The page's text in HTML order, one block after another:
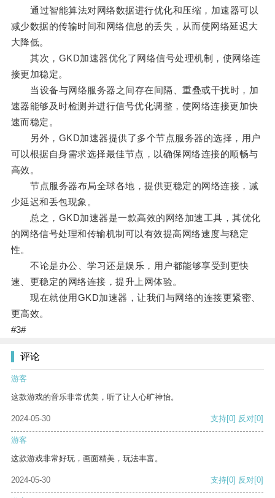
通过智能算法对网络数据进行优化和压缩，加速器可以
减少数据的传输时间和网络信息的丢失，从而使网络延迟大
大降低。
其次，GKD加速器优化了网络信号处理机制，使网络连
接更加稳定。
当设备与网络服务器之间存在间隔、重叠或干扰时，加
速器能够及时检测并进行信号优化调整，使网络连接更加快
速而稳定。
另外，GKD加速器提供了多个节点服务器的选择，用户
可以根据自身需求选择最佳节点，以确保网络连接的顺畅与
高效。
节点服务器布局全球各地，提供更稳定的网络连接，减
少延迟和丢包现象。
总之，GKD加速器是一款高效的网络加速工具，其优化
的网络信号处理和传输机制可以有效提高网络速度与稳定
性。
不论是办公、学习还是娱乐，用户都能够享受到更快
速、更稳定的网络连接，提升上网体验。
现在就使用GKD加速器，让我们与网络的连接更紧密、
更高效。
#3#
评论
游客
这款游戏的音乐非常优美，听了让人心旷神怡。
2024-05-30 支持[0] 反对[0]
游客
这款游戏非常好玩，画面精美，玩法丰富。
2024-05-30 支持[0] 反对[0]